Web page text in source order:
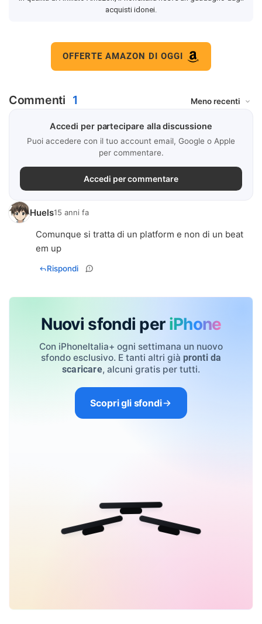
acquisti idonei.
OFFERTE AMAZON DI OGGI
Commenti 1
Accedi per partecipare alla discussione
Puoi accedere con il tuo account email, Google o Apple
per commentare.
Accedi per commentare
Huels15 anni fa
Comunque si tratta di un platform e non di un beat
em up
Rispondi
Nuovi sfondi per iPhone
Con iPhoneItalia+ ogni settimana un nuovo
sfondo esclusivo. E tanti altri già pronti da
scaricare, alcuni gratis per tutti.
Scopri gli sfondi